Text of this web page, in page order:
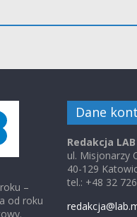
–
od roku
Dane
Redakcja
ul. Misjonarzy
40-129
tel.: +48 32